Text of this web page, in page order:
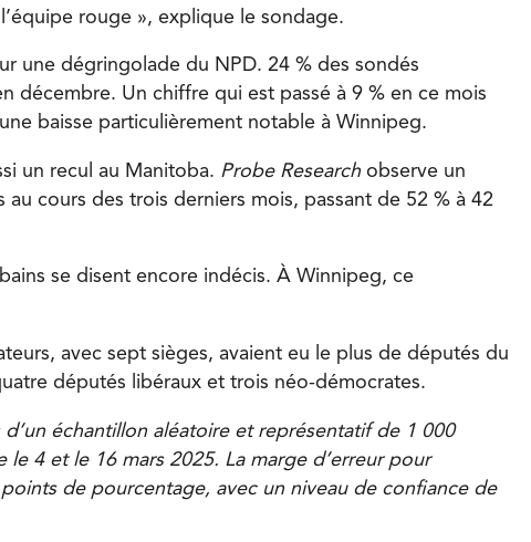
rouge », explique le sondage.
une dégringolade du NPD. 24 % des sondés
décembre. Un chiffre qui est passé à 9 % en ce mois
baisse particulièrement notable à Winnipeg.
un recul au Manitoba. Probe Research observe un
cours des trois derniers mois, passant de 52 % à 42
se disent encore indécis. À Winnipeg, ce
avec sept sièges, avaient eu le plus de députés du
députés libéraux et trois néo-démocrates.
échantillon aléatoire et représentatif de 1 000
4 et le 16 mars 2025. La marge d’erreur pour
de pourcentage, avec un niveau de confiance de